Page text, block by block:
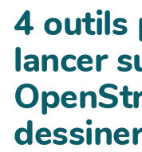
4 outils
lancer